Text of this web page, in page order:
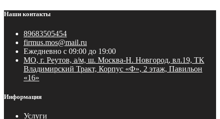
Наши контакты
89683505454
firmus.mos@mail.ru
Ежедневно с 09:00 до 19:00
МО, г. Реутов, а/м, ш. Москва-Н. Новгород, вл.19, ТК
Владимирский Тракт, Корпус «Ф», 2 этаж, Павильон
«16»
Информация
Услуги